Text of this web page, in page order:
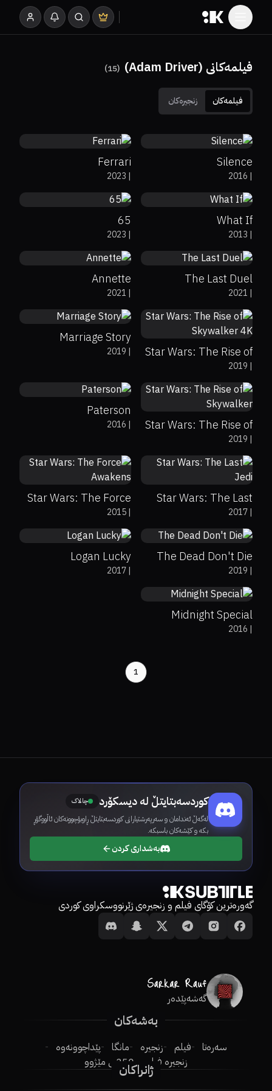
فیلمەکانی (Adam Driver) (
15
)
فیلمەکان زنجیرەکان 7.2
83%
79%
Silence
|
2016
Ferrari
|
2023
6.8
74%
What If
|
2013
5.7
34%
65
|
2023
7.5
85%
The Last Duel
|
2021
6.5
Annette
|
2021 6.7
Star Wars: The Rise of
Skywalker 4K|
2019
8
95%
Marriage Story
|
2019
6.7
Star Wars: The Rise of
Skywalker|
2019
7.4
Paterson
|
2016
7
Star Wars: The Last
Jedi|
2017
Star Wars: The Force
Awakens|
2015
5.5
55%
53%
The Dead Don't Die
|
2019
7
92%
78%
Logan Lucky
|
2017
6.6
83%
76%
Midnight Special
|
2016
1
کوردسەبتایتڵ لە دیسکۆرد چالاک
لەگەڵ ئەندامان و سەرپەرشتیارانی کوردسەبتایتڵ ڕاوبۆچوونەکان ئاڵووگۆڕ
بکە و کێشەکان باسبکە.
بەشداری کردن
گەورەترین کۆگای فیلم و زنجیرەی ژێرنووسکراوی کوردی
گەشەپێدەر
بەشەکان
سەرەتا فیلم زنجیرە مانگا
پێداچوونەوە
زنجیرە فیلم
250ـی مێژوو
ژانراکان